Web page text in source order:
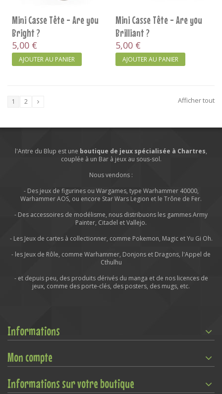
Mini Casse Tête - Are you
Bright ?
5,00 €
AJOUTER AU PANIER
Mini Casse Tête - Are you
Brilliant ?
5,00 €
AJOUTER AU PANIER
Afficher tout
1 2
l'Antre du Blup est une boutique de jeux spécialisée à Chartres,
couplée à un Bar à jeux au sous-sol.
Nous vendons :
- Des jeux de figurines ou Wargames, type Warhammer 40000,
Warhammer AOS, ou encore Star Wars Legion et le Trône de Fer.
- Des accessoires de modélisme, nous distribuons les gammes Army
Painter, Citadel et Vallejo.
- Les Jeux de cartes à collectionner, comme Pokemon, Magic et Yu Gi Oh.
- les Jeux de Rôle, comme Warhammer, Donjons et Dragons, l'Appel de
Cthulhu
- et depuis peu, des produits dérivés du manga et de nos licences de
jeux, comme des porte-clés, des posters, des mugs, etc.
Informations
Mon compte
Informations sur votre boutique